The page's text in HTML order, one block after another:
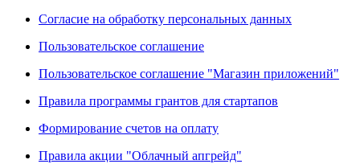
Согласие на обработку персональных данных
Пользовательское соглашение
Пользовательское соглашение "Магазин приложений"
Правила программы грантов для стартапов
Формирование счетов на оплату
Правила акции "Облачный апгрейд"